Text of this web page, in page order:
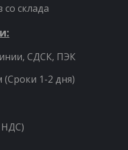
склада
СДСК, ПЭК
1-2 дня)
НДС)